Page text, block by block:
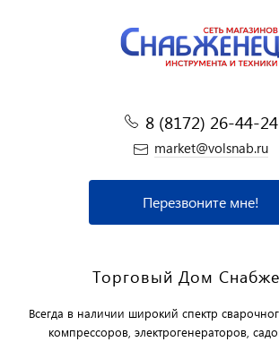
8 (8172) 26-44-24
market@volsnab.ru
Перезвоните мне!
Торговый Дом
Всегда в наличии широкий спектр
компрессоров, электрогенераторов,